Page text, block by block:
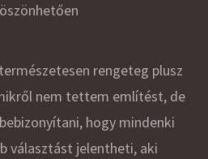
rengeteg plusz
nem tettem említést, de
hogy mindenki
választást jelentheti, aki